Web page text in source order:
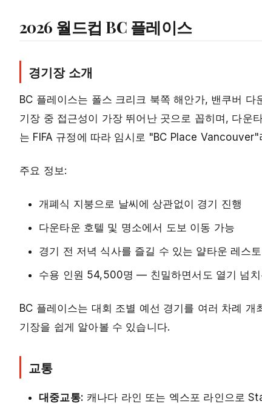
2026 월드컵 BC 플레이스
경기장 소개
BC 플레이스는 폴스 크리크 북쪽 해안가, 밴쿠버
기장 중 접근성이 가장 뛰어난 곳으로 꼽히며, 다운
는 FIFA 규정에 따라 임시로 "BC Place
주요 정보:
개폐식 지붕으로 날씨에 상관없이 경기 진행
다운타운 호텔 및 명소에서 도보 이동 가능
경기 전 저녁 식사를 즐길 수 있는 얄타운 레스
수용 인원 54,500명 — 친밀하면서도 열기 넘치
BC 플레이스는 대회 조별 예선 경기를 여러 차례
기장을 쉽게 알아볼 수 있습니다.
교통
대중교통: 캐나다 라인 또는 엑스포 라인으로